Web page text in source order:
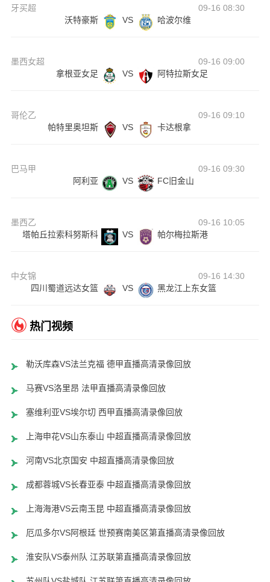
牙买超
09-16 08:30
沃特豪斯
VS 哈波尔维
墨西女超
09-16 09:00
拿根亚女足
VS 阿特拉斯女足
哥伦乙
09-16 09:10
帕特里奥坦斯
VS 卡达根拿
巴马甲
09-16 09:30
阿利亚
VS FC旧金山
墨西乙
09-16 10:05
塔帕丘拉索科努斯科
VS 帕尔梅拉斯港
中女锦
09-16 14:30
四川蜀道远达女篮
VS 黑龙江上东女篮
热门视频
勒沃库森VS法兰克福 德甲直播高清录像回放
马赛VS洛里昂 法甲直播高清录像回放
塞维利亚VS埃尔切 西甲直播高清录像回放
上海申花VS山东泰山 中超直播高清录像回放
河南VS北京国安 中超直播高清录像回放
成都蓉城VS长春亚泰 中超直播高清录像回放
上海海港VS云南玉昆 中超直播高清录像回放
厄瓜多尔VS阿根廷 世预赛南美区第直播高清录像回放
淮安队VS泰州队 江苏联第直播高清录像回放